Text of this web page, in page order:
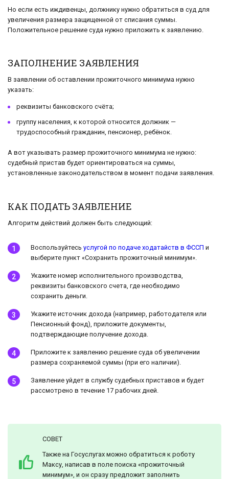
Но если есть иждивенцы, должнику нужно обратиться в суд для
увеличения размера защищенной от списания суммы.
Положительное решение суда нужно приложить к заявлению.
ЗАПОЛНЕНИЕ ЗАЯВЛЕНИЯ
В заявлении об оставлении прожиточного минимума нужно
указать:
реквизиты банковского счёта;
группу населения, к которой относится должник —
трудоспособный гражданин, пенсионер, ребёнок.
А вот указывать размер прожиточного минимума не нужно:
судебный пристав будет ориентироваться на суммы,
установленные законодательством в момент подачи заявления.
КАК ПОДАТЬ ЗАЯВЛЕНИЕ
Алгоритм действий должен быть следующий:
Воспользуйтесь услугой по подаче ходатайств в ФССП и
выберите пункт «Сохранить прожиточный минимум».
Укажите номер исполнительного производства,
реквизиты банковского счета, где необходимо
сохранить деньги.
Укажите источник дохода (например, работодателя или
Пенсионный фонд), приложите документы,
подтверждающие получение дохода.
Приложите к заявлению решение суда об увеличении
размера сохраняемой суммы (при его наличии).
Заявление уйдет в службу судебных приставов и будет
рассмотрено в течение 17 рабочих дней.
СОВЕТ
Также на Госуслугах можно обратиться к роботу
Максу, написав в поле поиска «прожиточный
минимум», и он сразу предложит заполнить